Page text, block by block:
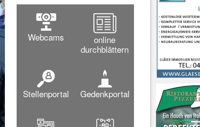
Webcams
online
durchblättern
Stellenportal Gedenkportal